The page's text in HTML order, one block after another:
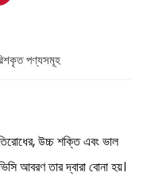
পণ্যসমূহ
উচ্চ শক্তি এবং ভাল
আবরণ তার দ্বারা বোনা হয়।